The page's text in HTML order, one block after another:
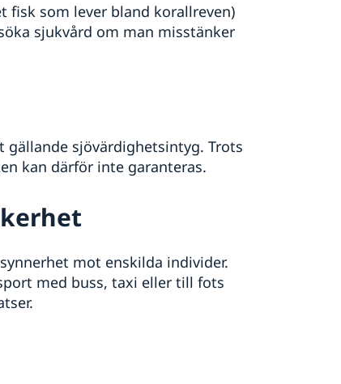
som lever bland korallreven)
sjukvård om man misstänker
sjövärdighetsintyg. Trots
kan därför inte garanteras.
mot enskilda individer.
med buss, taxi eller till fots